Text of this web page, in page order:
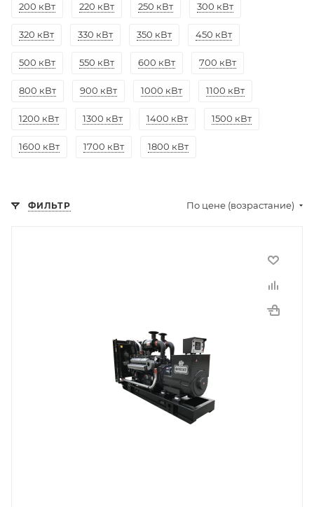
200 кВт 220 кВт 250 кВт 300 кВт
320 кВт 330 кВт 350 кВт 450 кВт
500 кВт 550 кВт 600 кВт 700 кВт
800 кВт 900 кВт 1000 кВт 1100 кВт
1200 кВт 1300 кВт 1400 кВт 1500 кВт
1600 кВт 1700 кВт 1800 кВт
ФИЛЬТР По цене (возрастание)